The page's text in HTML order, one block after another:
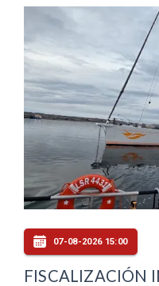
07-08-2026 15:00
FISCALIZACIÓN